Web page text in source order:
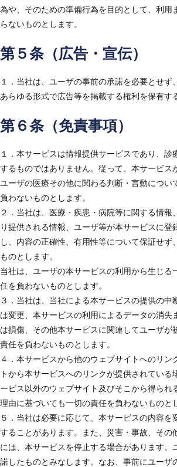
為や、そのための準備行為を目的として、利用
らないものとします。
第５条（広告・宣伝）
１．当社は、ユーザの事前の承諾を必要とせず
あらゆる形式で広告等を掲載する権利を保有す
第６条（免責事項）
１．本サービスは情報提供サービスであり、診
するものではありません。従って、本サービス
ユーザの医療その他に関わる判断・言動につい
負わないものとします。
２．当社は、医療・疾患・病院等に関する情報
り提供される情報、ユーザ等が本サービスに登
し、内容の正確性、有用性等について保証せず
ものとします。
当社は、ユーザの本サービスの利用から生じる
任を負わないものとします。
３．当社は、当社による本サービスの提供の中
は変更、本サービスの利用によるデータの消失
は損傷、その他本サービスに関連してユーザが
責任を負わないものとします。
４．本サービスから他のウェブサイトへのリン
トから本サービスへのリンクが提供されている
ービス以外のウェブサイト及びそこから得られ
理由に基づいても一切の責任を負わないものと
５．当社は必要に応じて、本サービスの内容を
することがあります。また、災害・事故、その
には、本サービスを停止する場合があります。
諾したものとみなします。なお、事前にユーザ